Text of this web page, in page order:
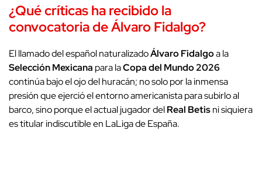
¿Qué críticas ha recibido la
convocatoria de Álvaro Fidalgo?
El llamado del español naturalizadoÁlvaro Fidalgoa la
Selección Mexicana para laCopa del Mundo 2026
continúa bajo el ojo del huracán; no solo por la inmensa
presión que ejerció el entorno americanista para subirlo al
barco, sino porque el actual jugador delReal Betisni siquiera
es titular indiscutible en LaLiga de España.